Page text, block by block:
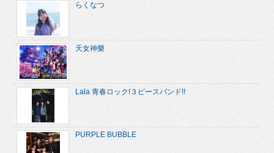
らくなつ
天女神樂
Lala 青春ロック!３ピースバンド!!
PURPLE BUBBLE